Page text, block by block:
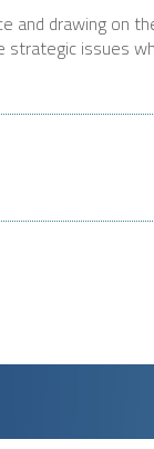
and drawing on
strategic issues